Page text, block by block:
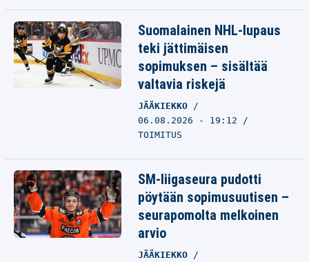
Suomalainen NHL-lupaus
teki jättimäisen
sopimuksen – sisältää
valtavia riskejä
JÄÄKIEKKO
06.08.2026 - 19:12
TOIMITUS
SM-liigaseura pudotti
pöytään sopimusuutisen –
seurapomolta melkoinen
arvio
JÄÄKIEKKO